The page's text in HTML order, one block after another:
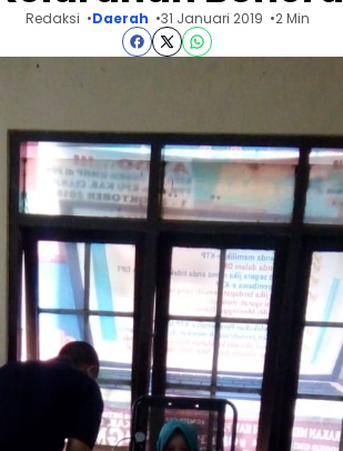
Redaksi Daerah 31 Januari 2019 2 Min